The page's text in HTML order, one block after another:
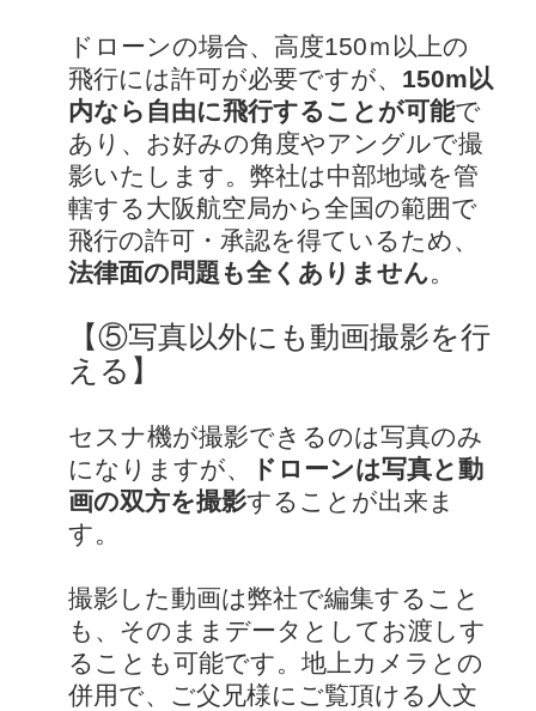
ドローンの場合、高度150ｍ以上の
飛行には許可が必要ですが、 150m以
内なら自由に飛行することが可能で
あり、お好みの角度やアングルで撮
影いたします。弊社は中部地域を管
轄する大阪航空局から全国の範囲で
飛行の許可・承認を得ているため、
法律面の問題も全くありません。
【⑤写真以外にも動画撮影を行
える】
セスナ機が撮影できるのは写真のみ
になりますが、
ドローンは写真と動
画の双方を撮影することが出来ま
す。
撮影した動画は弊社で編集すること
も、そのままデータとしてお渡しす
ることも可能です。地上カメラとの
併用で、ご父兄様にご覧頂ける人文